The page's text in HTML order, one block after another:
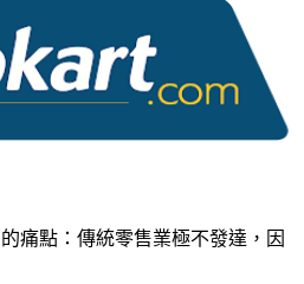
痛點：傳統零售業極不發達，因